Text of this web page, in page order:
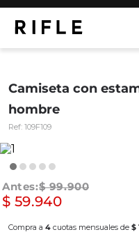
Camiseta con
hombre
Ref: 109F109
$ 99.900
$ 59.940
Compra a 4 cuotas mensuales de $